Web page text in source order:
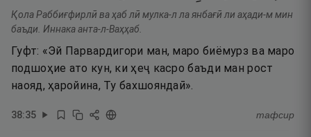
Қола Раббиғфирлӣ ва ҳаб лӣ мулка-л ла янбағӣ ли аҳади-м мин
баъди. Иннака анта-л-Ваҳҳаб.
Гуфт: «Эй Парвардигори ман, маро биёмурз ва маро
подшоҳие ато кун, ки ҳеҷ касро баъди ман рост
наояд, ҳаройина, Ту бахшояндаӣ».
38:35 тафсир